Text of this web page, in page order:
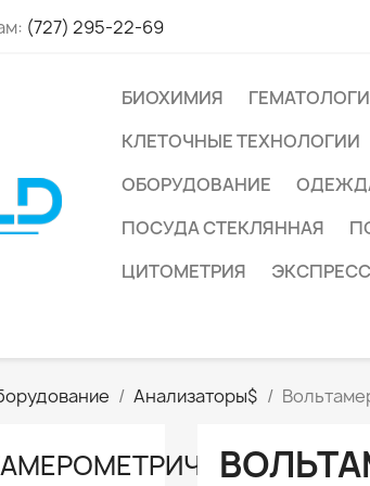
(727) 295-22-69
БИОХИМИЯ
КЛЕТОЧНЫЕ ТЕХНОЛОГИИ
ОБОРУДОВАНИЕ
ПОСУДА СТЕКЛЯННАЯ
ЦИТОМЕТРИЯ
Анализаторы$